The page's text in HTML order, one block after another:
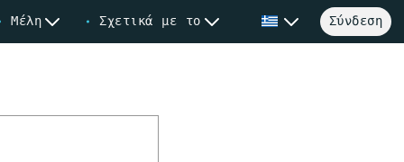
Μέλη Σχετικά με το Σύνδεση